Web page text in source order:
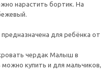
нарастить бортик. На
для ребёнка от
чердак Малыш в
купить и для мальчиков,